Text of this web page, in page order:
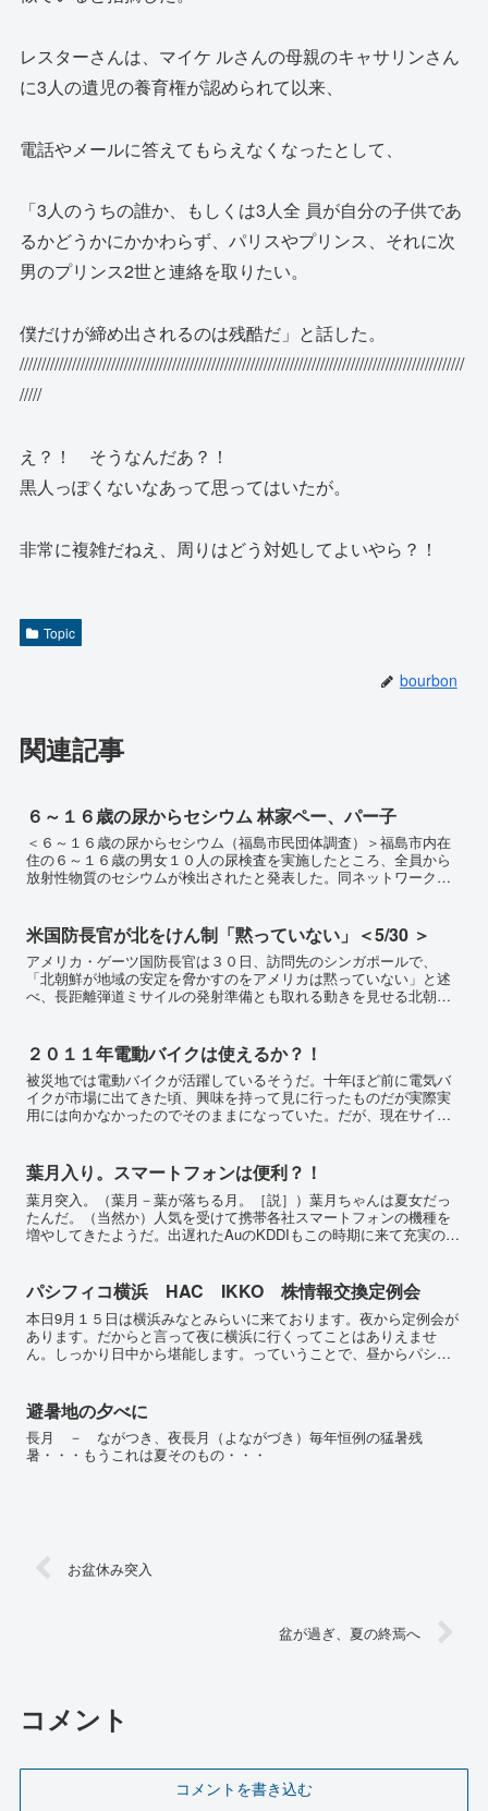
レスターさんは、マイケ ルさんの母親のキャサリンさん
に3人の遺児の養育権が認められて以来、
電話やメールに答えてもらえなくなったとして、
「3人のうちの誰か、もしくは3人全 員が自分の子供であ
るかどうかにかかわらず、パリスやプリンス、それに次
男のプリンス2世と連絡を取りたい。
僕だけが締め出されるのは残酷だ」と話した。
//////////////////////////////////////////////////////////////////////////////////////////////////////
/////
え？！ そうなんだあ？！
黒人っぽくないなあって思ってはいたが。
非常に複雑だねえ、周りはどう対処してよいやら？！
Topic
bourbon
関連記事
６～１６歳の尿からセシウム 林家ペー、パー子
＜６～１６歳の尿からセシウム（福島市民団体調査）＞福島市内在
住の６～１６歳の男女１０人の尿検査を実施したところ、全員から
放射性物質のセシウムが検出されたと発表した。同ネットワークは
米国防長官が北をけん制「黙っていない」＜5/30 ＞
アメリカ・ゲーツ国防長官は３０日、訪問先のシンガポールで、
「北朝鮮が地域の安定を脅かすのをアメリカは黙っていない」と述
べ、長距離弾道ミサイルの発射準備とも取れる動きを見せる北朝鮮
２０１１年電動バイクは使えるか？！
被災地では電動バイクが活躍しているそうだ。十年ほど前に電気バ
イクが市場に出てきた頃、興味を持って見に行ったものだが実際実
用には向かなかったのでそのままになっていた。だが、現在サイト
葉月入り。スマートフォンは便利？！
葉月突入。（葉月－葉が落ちる月。［説］）葉月ちゃんは夏女だっ
たんだ。（当然か）人気を受けて携帯各社スマートフォンの機種を
増やしてきたようだ。出遅れたAuのKDDIもこの時期に来て充実のラ
パシフィコ横浜 HAC IKKO 株情報交換定例会
本日9月１５日は横浜みなとみらいに来ております。夜から定例会が
あります。だからと言って夜に横浜に行くってことはありえませ
ん。しっかり日中から堪能します。っていうことで、昼からパシフ
避暑地の夕べに
長月 － ながつき、夜長月（よながづき）毎年恒例の猛暑残
暑・・・もうこれは夏そのもの・・・
お盆休み突入
盆が過ぎ、夏の終焉へ
コメント
コメントを書き込む